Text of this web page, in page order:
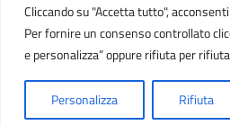
Cliccando su "Accetta tutto",
Per fornire un consenso controllato
e personalizza” oppure rifiuta per
Personalizza Rifiuta